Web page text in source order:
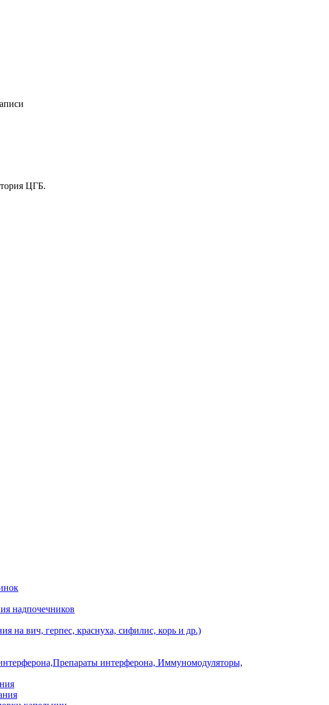
ЦГБ.
надпочечников
на вич, герпес, краснуха, сифилис, корь и др.)
интерферона, Иммуномодуляторы,